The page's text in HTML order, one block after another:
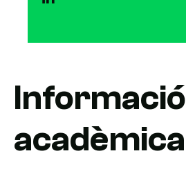
Informació
acadèmica